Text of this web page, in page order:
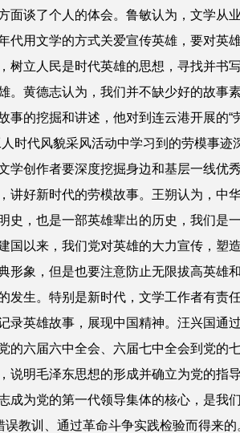
面谈了个人的体会。鲁敏认为，文学从
代用文学的方式关爱宣传英雄，要对英
树立人民是时代英雄的思想，寻找并书
。黄德志认为，我们并不缺少好的故事
事的挖掘和讲述，他对到连云港开展的“
时代风貌采风活动中学习到的劳模事迹
学创作者要深度挖掘身边和基层一线优
讲好新时代的劳模故事。王朔认为，中
史，也是一部英雄辈出的历史，我们是
国以来，我们党对英雄的大力宣传，塑
形象，但是也要注意防止无限拔高英雄
发生。特别是新时代，文学工作者有责
录英雄故事，展现中国精神。汪兴国通
的六届六中全会、六届七中全会到党的
说明毛泽东思想的形成并确立为党的指
成为党的第一代领导集体的核心，是我
误教训、通过革命斗争实践检验而得来的